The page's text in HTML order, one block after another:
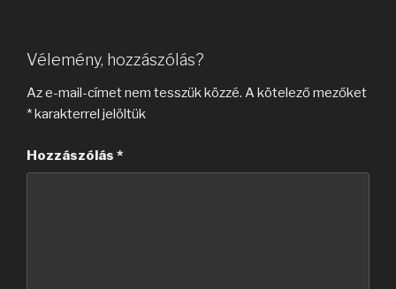
Vélemény, hozzászólás?
Az e-mail-címet nem tesszük közzé. A kötelező mezőket
*karakterrel jelöltük
Hozzászólás *